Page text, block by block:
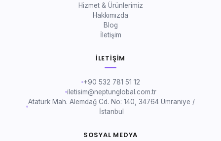
Hizmet & Ürünlerimiz
Hakkımızda
Blog
İletişim
İLETIŞIM
+90 532 781 51 12
iletisim@neptunglobal.com.tr
Atatürk Mah. Alemdağ Cd. No: 140, 34764 Ümraniye /
İstanbul
SOSYAL MEDYA